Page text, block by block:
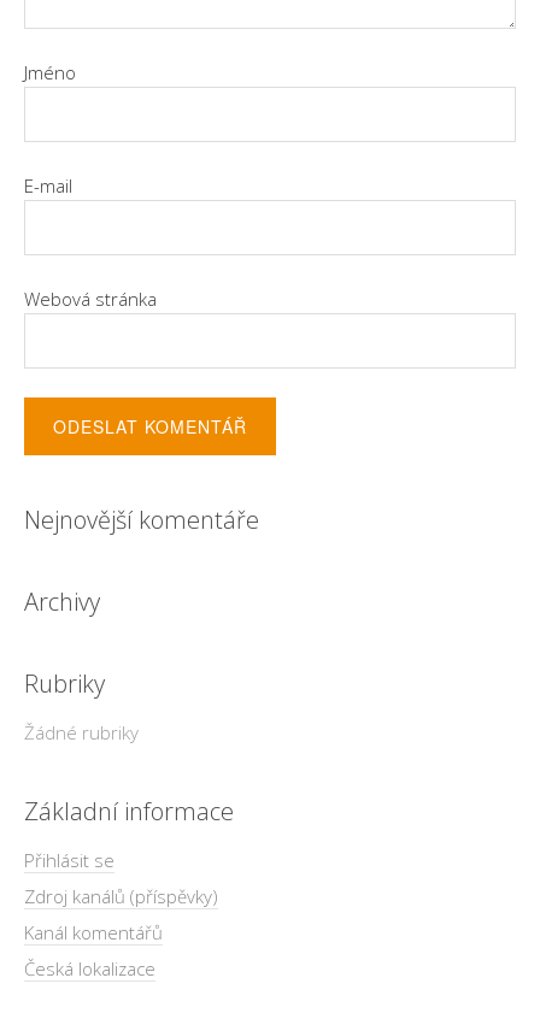
Jméno
E-mail
Webová stránka
Nejnovější komentáře
Archivy
Rubriky
Žádné rubriky
Základní informace
Přihlásit se
Zdroj kanálů (příspěvky)
Kanál komentářů
Česká lokalizace